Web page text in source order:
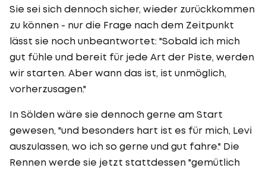
Sie sei sich dennoch sicher, wieder zurückkommen
zu können - nur die Frage nach dem Zeitpunkt
lässt sie noch unbeantwortet: "Sobald ich mich
gut fühle und bereit für jede Art der Piste, werden
wir starten. Aber wann das ist, ist unmöglich,
vorherzusagen."
In Sölden wäre sie dennoch gerne am Start
gewesen, "und besonders hart ist es für mich, Levi
auszulassen, wo ich so gerne und gut fahre." Die
Rennen werde sie jetzt stattdessen "gemütlich